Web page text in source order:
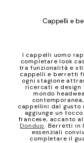
Cappelli e
I cappelli uomo
completare look
tra funzionalità e
cappelli e berretti
ogni stagione
ricercati e design
mondo
cappellini dal gusto
aggiunge un
francese, accanto
Dondup. Berretti in
essenziali
completare il